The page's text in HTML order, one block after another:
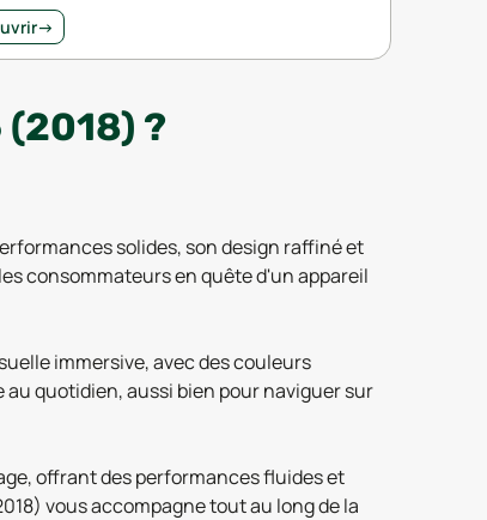
→
(2018) ?
solides, son design raffiné et
consommateurs en quête d'un appareil
immersive, avec des couleurs
quotidien, aussi bien pour naviguer sur
offrant des performances fluides et
vous accompagne tout au long de la